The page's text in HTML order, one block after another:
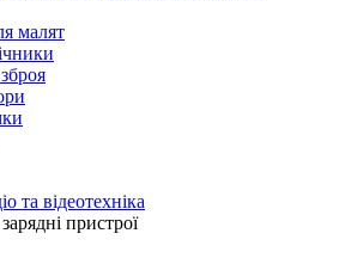
малят
та відеотехніка
пристрої